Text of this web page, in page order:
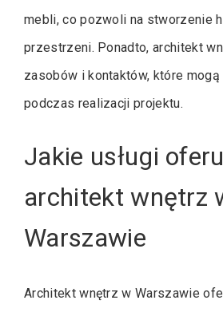
mebli, co pozwoli na stworzenie
przestrzeni. Ponadto, architekt
zasobów i kontaktów, które
podczas realizacji projektu.
Jakie usługi
architekt wnętrz
Warszawie
Architekt wnętrz w Warszawie